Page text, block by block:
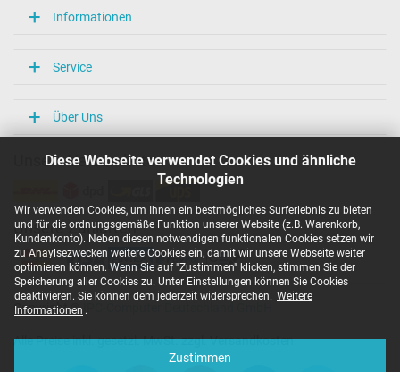
Diese Webseite verwendet Cookies und ähnliche
Technologien
Wir verwenden Cookies, um Ihnen ein bestmögliches Surferlebnis zu bieten
und für die ordnungsgemäße Funktion unserer Website (z.B. Warenkorb,
Kundenkonto). Neben diesen notwendigen funktionalen Cookies setzen wir
zu Anaylsezwecken weitere Cookies ein, damit wir unsere Webseite weiter
optimieren können. Wenn Sie auf "Zustimmen" klicken, stimmen Sie der
Speicherung aller Cookies zu. Unter Einstellungen können Sie Cookies
deaktivieren. Sie können dem jederzeit widersprechen. Weitere
Informationen .
Zustimmen
Informationen
Service
Über Uns
Unsere Versandarten
Unsere Zahlarten
Copyright ©
Alle Preise inkl. gesetzl. MwSt. zzgl. Versandkosten